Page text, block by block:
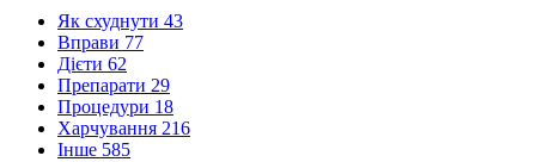
Як схуднути 43
Вправи 77
Дієти 62
Препарати 29
Процедури 18
Харчування 216
Інше 585